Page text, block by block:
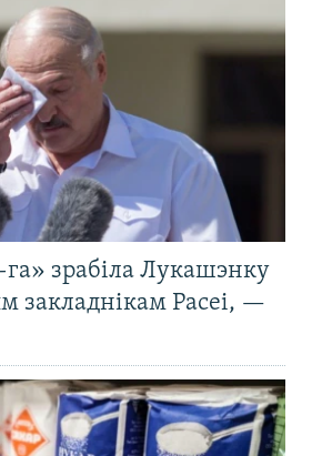
зрабіла Лукашэнку
закладнікам Расеі, —